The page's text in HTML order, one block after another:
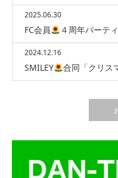
2025.06.30
FC会員 ４周年パーテ
2024.12.16
SMILEY 合同「クリス